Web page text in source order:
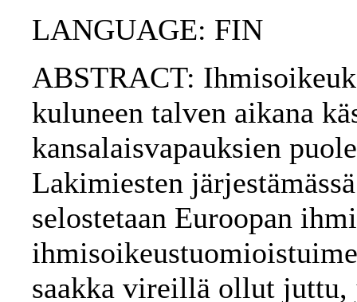
LANGUAGE: FIN
ABSTRACT:
kuluneen talven aikana
kansalaisvapauksien
Lakimiesten
selostetaan Euroopan
saakka vireillä ollut juttu,